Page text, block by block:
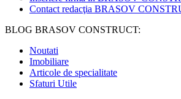
Contact redacţia BRASOV
BLOG BRASOV CONSTRUCT:
Noutati
Imobiliare
Articole de specialitate
Sfaturi Utile